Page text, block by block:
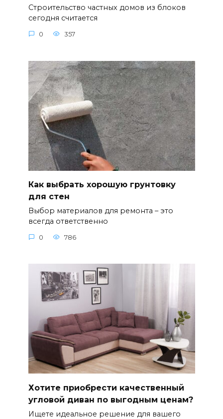
Строительство частных домов из блоков
сегодня считается
0 357
Как выбрать хорошую грунтовку
для стен
Выбор материалов для ремонта – это
всегда ответственно
0 786
Хотите приобрести качественный
угловой диван по выгодным ценам?
Ищете идеальное решение для вашего